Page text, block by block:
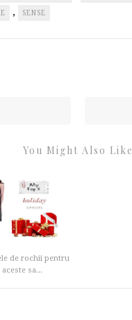
, SENSE
You Might Also Like
de rochii pentru
aceste sa...